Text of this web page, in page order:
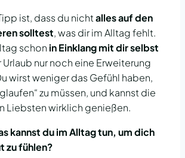
ist, dass du nichtalles auf den
solltest, was dir im Alltag fehlt.
schon in Einklang mit dir selbst
nur noch eine Erweiterung
wirst weniger das Gefühl haben,
zu müssen, und kannst die
Liebsten wirklich genießen.
kannst du im Alltag tun, um dich
zu fühlen?